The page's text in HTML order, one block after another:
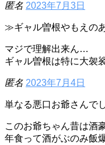
匿名 2023年7月3日
≫ギャル曽根やもえの
マジで理解出来ん…
ギャル曽根は特に大袈
匿名 2023年7月4日
単なる悪口お爺さんで
このお爺ちゃん昔は酒
年食って酒がぶのみ飯